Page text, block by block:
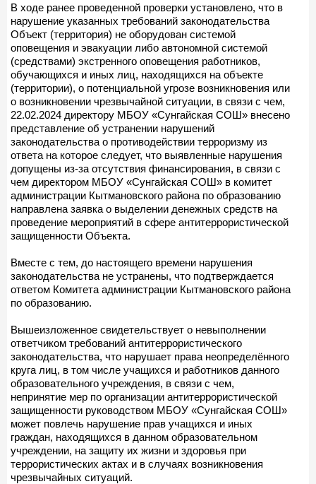
В ходе ранее проведенной проверки установлено, что в
нарушение указанных требований законодательства
Объект (территория) не оборудован системой
оповещения и эвакуации либо автономной системой
(средствами) экстренного оповещения работников,
обучающихся и иных лиц, находящихся на объекте
(территории), о потенциальной угрозе возникновения или
о возникновении чрезвычайной ситуации, в связи с чем,
22.02.2024 директору МБОУ «Сунгайская СОШ» внесено
представление об устранении нарушений
законодательства о противодействии терроризму из
ответа на которое следует, что выявленные нарушения
допущены из-за отсутствия финансирования, в связи с
чем директором МБОУ «Сунгайская СОШ» в комитет
администрации Кытмановского района по образованию
направлена заявка о выделении денежных средств на
проведение мероприятий в сфере антитеррористической
защищенности Объекта.
Вместе с тем, до настоящего времени нарушения
законодательства не устранены, что подтверждается
ответом Комитета администрации Кытмановского района
по образованию.
Вышеизложенное свидетельствует о невыполнении
ответчиком требований антитеррористического
законодательства, что нарушает права неопределённого
круга лиц, в том числе учащихся и работников данного
образовательного учреждения, в связи с чем,
непринятие мер по организации антитеррористической
защищенности руководством МБОУ «Сунгайская СОШ»
может повлечь нарушение прав учащихся и иных
граждан, находящихся в данном образовательном
учреждении, на защиту их жизни и здоровья при
террористических актах и в случаях возникновения
чрезвычайных ситуаций.